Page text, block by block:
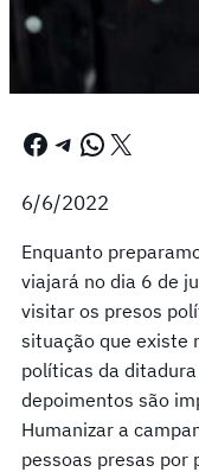
Facebook Telegram WhatsApp X
6/6/2022
Enquanto
viajará no dia 6 de
visitar os presos
situação que existe
políticas da
depoimentos são
Humanizar a
pessoas presas por